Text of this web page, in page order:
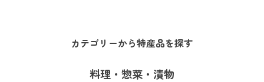
カテゴリーから特産品を探す
料理・惣菜・漬物